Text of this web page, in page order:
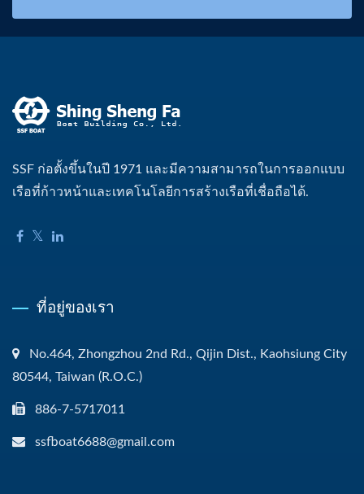
SSF ก่อตั้งขึ้นในปี 1971 และมีความสามารถในการออกแบบ
เรือที่ก้าวหน้าและเทคโนโลยีการสร้างเรือที่เชื่อถือได้.
ที่อยู่ของเรา
No.464, Zhongzhou 2nd Rd., Qijin Dist., Kaohsiung City
80544, Taiwan (R.O.C.)
886-7-5717011
ssfboat6688@gmail.com